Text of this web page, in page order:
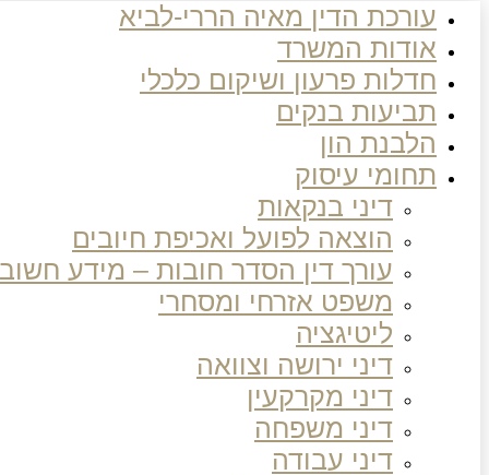
עורכת הדין מאיה הררי-לביא
אודות המשרד
חדלות פרעון ושיקום כלכלי
תביעות בנקים
הלבנת הון
תחומי עיסוק
דיני בנקאות
הוצאה לפועל ואכיפת חיובים
עורך דין הסדר חובות – מידע
משפט אזרחי ומסחרי
ליטיגציה
דיני ירושה וצוואה
דיני מקרקעין
דיני משפחה
דיני עבודה